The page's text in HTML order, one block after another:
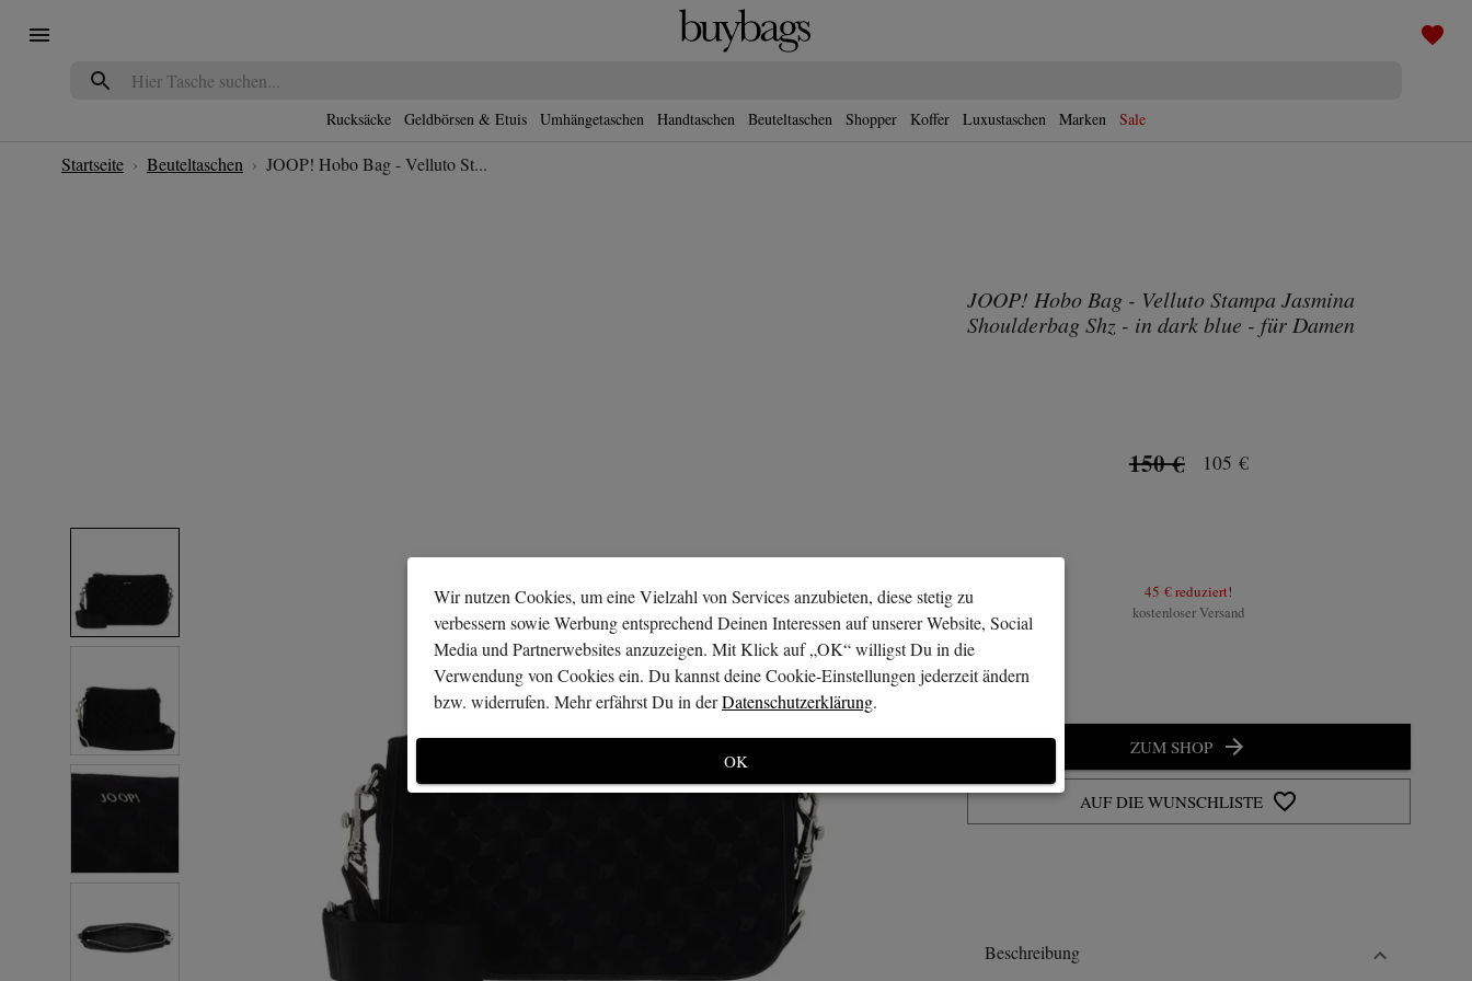
Rucksäcke Geldbörsen & Etuis Umhängetaschen Handtaschen Beuteltaschen Shopper Koffer Luxustaschen Marken Sale
Startseite › Beuteltaschen › JOOP! Hobo Bag - Velluto St...
JOOP! Hobo Bag - Velluto Stampa Jasmina
Shoulderbag Shz - in dark blue - für Damen
150 € 105 €
45 €reduziert!
kostenloser Versand
ZUM SHOP
AUF DIE WUNSCHLISTE
Beschreibung
Wir nutzen Cookies, um eine Vielzahl von Services anzubieten, diese stetig zu
verbessern sowie Werbung entsprechend Deinen Interessen auf unserer Website, Social
Media und Partnerwebsites anzuzeigen. Mit Klick auf „OK“ willigst Du in die
Verwendung von Cookies ein. Du kannst deine Cookie-Einstellungen jederzeit ändern
bzw. widerrufen. Mehr erfährst Du in derDatenschutzerklärung.
OK